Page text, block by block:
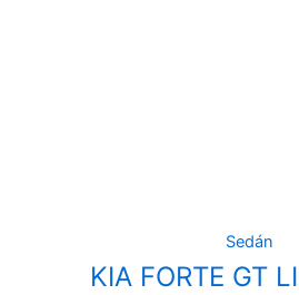
Sedán
KIA FORTE GT